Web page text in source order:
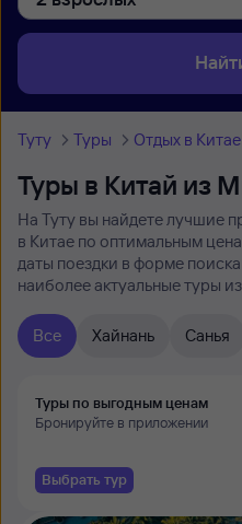
Туту Туры Отдых в Китае
Туры в Китай из
На Туту вы найдете лучшие
в Китае по оптимальным
даты поездки в форме
наиболее актуальные туры
Все Хайнань Санья
Туры по выгодным ценам
Бронируйте в приложении
Выбрать тур